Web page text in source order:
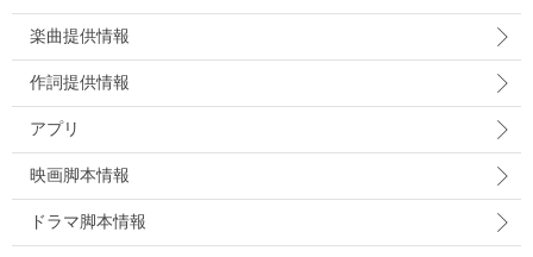
楽曲提供情報
作詞提供情報
アプリ
映画脚本情報
ドラマ脚本情報